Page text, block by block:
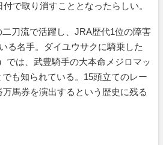
で取り消すこととなったらしい。
刀流で活躍し、JRA歴代1位の障害
る名手。ダイユウサクに騎乗した
では、武豊騎手の大本命メジロマッ
も知られている。15頭立てのレー
馬券を演出するという歴史に残る